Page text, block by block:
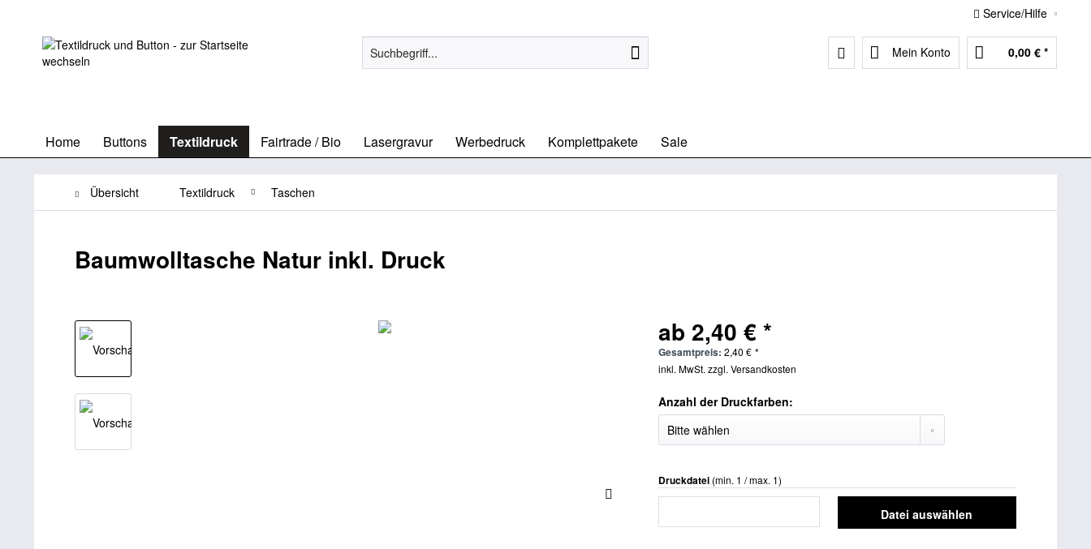
Service/Hilfe
Mein Konto 0,00 € *
Home Buttons Textildruck Fairtrade / Bio Lasergravur Werbedruck Komplettpakete Sale
Übersicht Textildruck Taschen
Baumwolltasche Natur inkl. Druck
ab 2,40 € *
Gesamtpreis:2,40 € *
inkl. MwSt.zzgl. Versandkosten
Anzahl der Druckfarben:
Druckdatei (min. 1 / max. 1)
Datei auswählen